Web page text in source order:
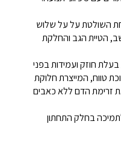
השולטת על על שלוש
הטיית הגב והחלקת
חוזק ועמידות בפני
טווח, המייצרת חלוקת
זרימת הדם ללא כאבים
בחלק התחתון